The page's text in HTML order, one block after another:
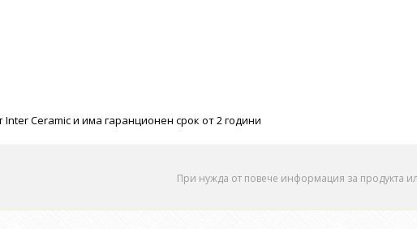
Ceramic и има гаранционен срок от 2 години
При нужда от повече информация за продукта